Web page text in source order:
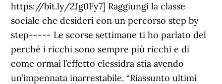
https://bit.ly/2Jg0Fy7] Raggiungi la classe
sociale che desideri con un percorso step by
step----- Le scorse settimane ti ho parlato del
perché i ricchi sono sempre più ricchi e di
come ormai l’effetto clessidra stia avendo
un’impennata inarrestabile. “Riassunto ultimi